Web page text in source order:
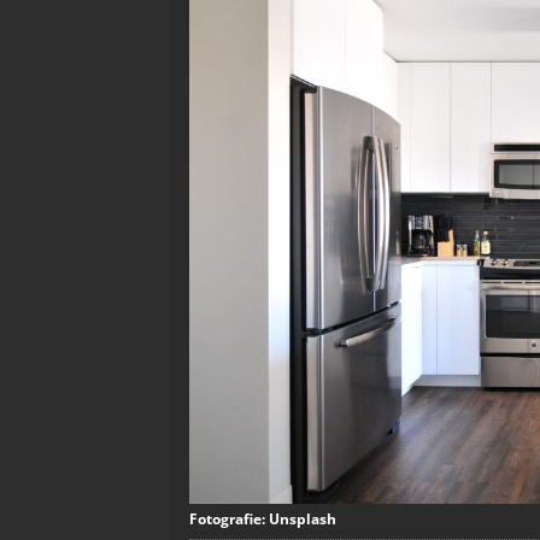
Fotografie: Unsplash